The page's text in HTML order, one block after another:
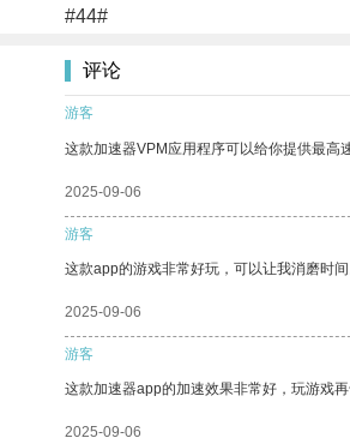
#44#
评论
游客
这款加速器VPM应用程序可以给你提供最高
2025-09-06
游客
这款app的游戏非常好玩，可以让我消磨时间
2025-09-06
游客
这款加速器app的加速效果非常好，玩游戏
2025-09-06